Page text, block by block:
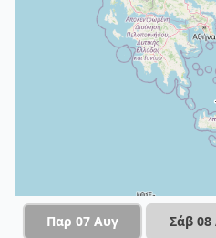
Παρ 07 Αυγ Σάβ 08